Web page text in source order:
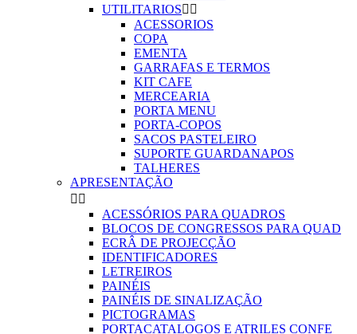
UTILITARIOS 
ACESSORIOS
COPA
EMENTA
GARRAFAS E TERMOS
KIT CAFE
MERCEARIA
PORTA MENU
PORTA-COPOS
SACOS PASTELEIRO
SUPORTE GUARDANAPOS
TALHERES
APRESENTAÇÃO
 
ACESSÓRIOS PARA QUADROS
BLOCOS DE CONGRESSOS PARA QUAD
ECRÂ DE PROJECÇÃO
IDENTIFICADORES
LETREIROS
PAINÉIS
PAINÉIS DE SINALIZAÇÃO
PICTOGRAMAS
PORTACATALOGOS E ATRILES CONFE